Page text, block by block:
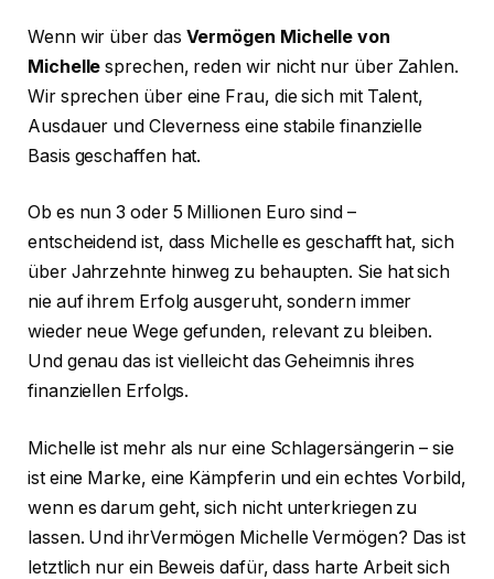
Wenn wir über das Vermögen Michelle von
Michelle sprechen, reden wir nicht nur über Zahlen.
Wir sprechen über eine Frau, die sich mit Talent,
Ausdauer und Cleverness eine stabile finanzielle
Basis geschaffen hat.
Ob es nun 3 oder 5 Millionen Euro sind –
entscheidend ist, dass Michelle es geschafft hat, sich
über Jahrzehnte hinweg zu behaupten. Sie hat sich
nie auf ihrem Erfolg ausgeruht, sondern immer
wieder neue Wege gefunden, relevant zu bleiben.
Und genau das ist vielleicht das Geheimnis ihres
finanziellen Erfolgs.
Michelle ist mehr als nur eine Schlagersängerin – sie
ist eine Marke, eine Kämpferin und ein echtes Vorbild,
wenn es darum geht, sich nicht unterkriegen zu
lassen. Und ihrVermögen Michelle Vermögen? Das ist
letztlich nur ein Beweis dafür, dass harte Arbeit sich